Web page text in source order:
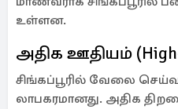
உள்ளன.
அதிக ஊதியம் (High-
சிங்கப்பூரில் வேலை
லாபகரமானது. அதிக